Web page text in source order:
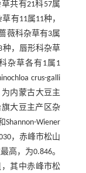
共有21科57属
有11属11种，
薇科杂草有3属
种，唇形科杂草
杂草各有1属1
crus-galli
为内蒙古大豆主
大豆主产区杂
Wiener
，赤峰市松山
高，为0.846。
其中赤峰市松